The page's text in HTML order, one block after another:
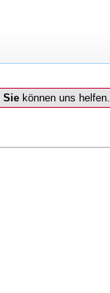
Sie können uns helfen.